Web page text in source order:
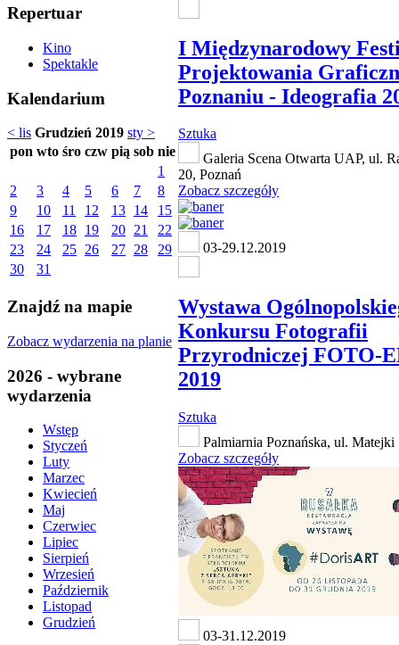
Repertuar
Kino
Spektakle
Kalendarium
< lis Grudzień 2019 sty >
pon wto śro czw pią sob nie
1
2
3 4 5 6 7
8
9
10 11 12 13 14
15
16
17 18 19 20 21
22
23
24 25 26 27 28
29
30
31
Znajdź na mapie
Zobacz wydarzenia na planie
2026 - wybrane
wydarzenia
Wstęp
Styczeń
Luty
Marzec
Kwiecień
Maj
Czerwiec
Lipiec
Sierpień
Wrzesień
Październik
Listopad
Grudzień
I Międzynarodowy
Projektowania
Poznaniu - Ideografia
Sztuka
Galeria Scena Otwarta UAP, ul.
20, Poznań
Zobacz szczegóły
03-29.12.2019
Wystawa
Konkursu Fotografii
Przyrodniczej FOTO-
2019
Sztuka
Palmiarnia Poznańska, ul. Matejki
Zobacz szczegóły
03-31.12.2019